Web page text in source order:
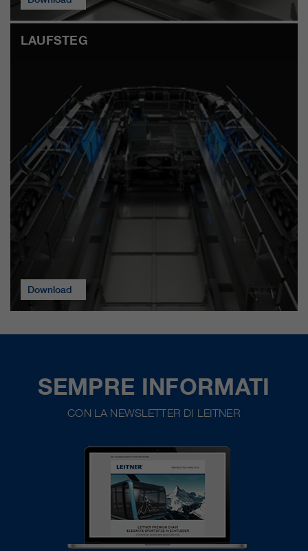
LAUFSTEG
Download
SEMPRE INFORMATI
CON LA NEWSLETTER DI LEITNER